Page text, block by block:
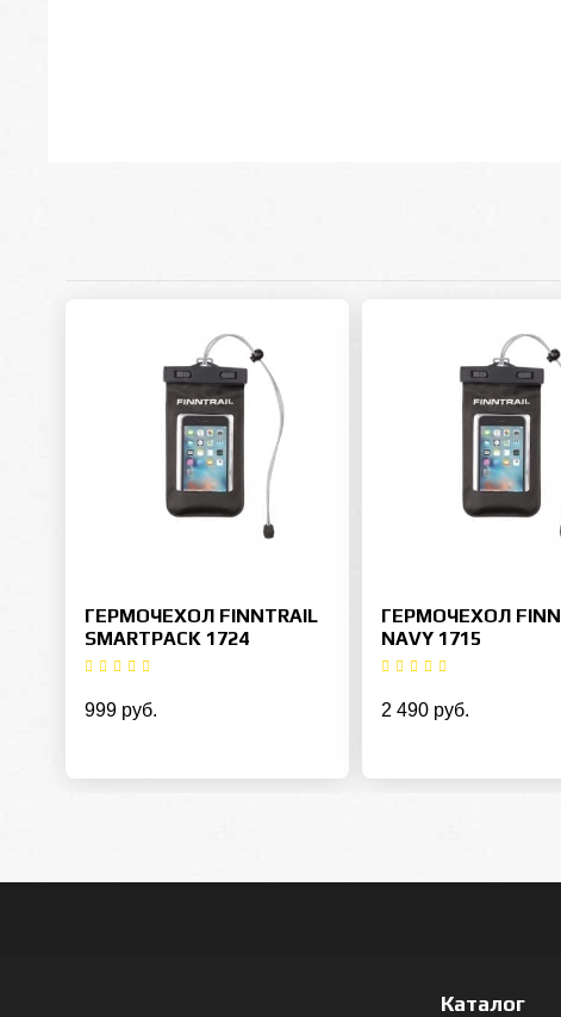
ГЕРМОЧЕХОЛ FINNTRAIL
SMARTPACK 1724
999 руб.
ГЕРМОЧЕХОЛ
NAVY 1715
2 490 руб.
Каталог